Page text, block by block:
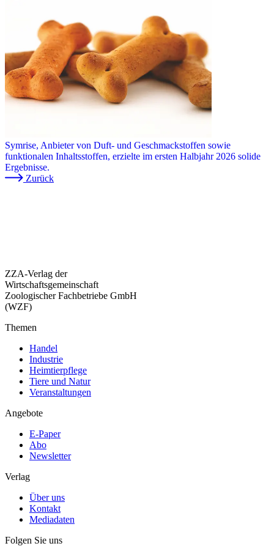
Symrise, Anbieter von Duft- und Geschmackstoffen sowie
funktionalen Inhaltsstoffen, erzielte im ersten Halbjahr 2026 solide
Ergebnisse.
Zurück
ZZA-Verlag der
Wirtschaftsgemeinschaft
Zoologischer Fachbetriebe GmbH
(WZF)
Themen
Handel
Industrie
Heimtierpflege
Tiere und Natur
Veranstaltungen
Angebote
E-Paper
Abo
Newsletter
Verlag
Über uns
Kontakt
Mediadaten
Folgen Sie uns